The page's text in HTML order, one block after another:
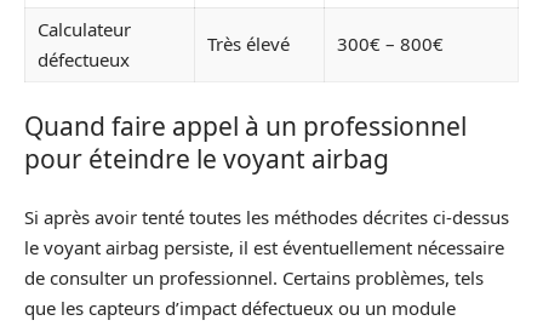
Calculateur
défectueux
Très élevé 300€ – 800€
Quand faire appel à un professionnel
pour éteindre le voyant airbag
Si après avoir tenté toutes les méthodes décrites ci-dessus
le voyant airbag persiste, il est éventuellement nécessaire
de consulter un professionnel. Certains problèmes, tels
que les capteurs d’impact défectueux ou un module